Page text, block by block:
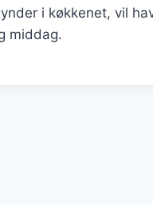
i køkkenet, vil
middag.